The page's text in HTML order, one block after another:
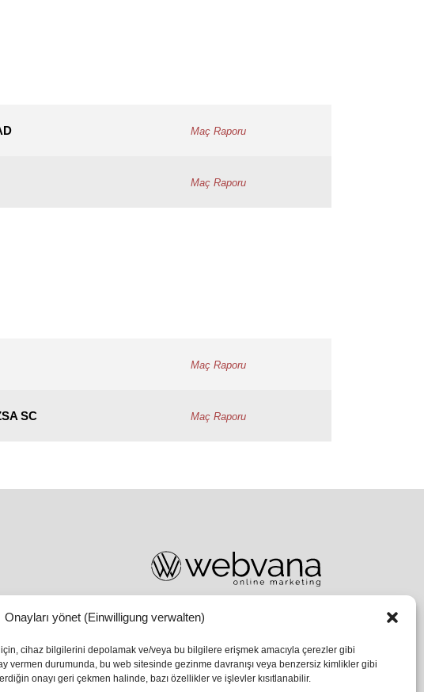
Onayları yönet (Einwilligung verwalten)
cihaz bilgilerini depolamak ve/veya bu bilgilere erişmek amacıyla çerezler gibi
vermen durumunda, bu web sitesinde gezinme davranışı veya benzersiz kimlikler gibi
onayı geri çekmen halinde, bazı özellikler ve işlevler kısıtlanabilir.
SC